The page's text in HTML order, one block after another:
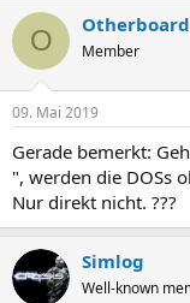
O Otherboard
Member
09. Mai 2019
Gerade bemerkt:
", werden die DOSs
Nur direkt nicht. ???
Simlog
Well-known